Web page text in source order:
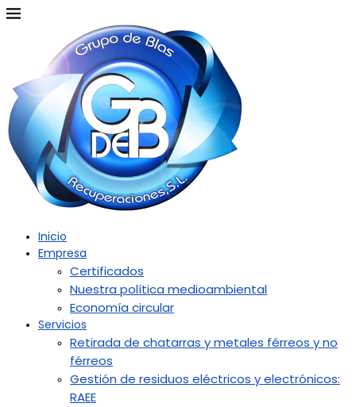
Inicio
Empresa
Certificados
Nuestra política medioambiental
Economía circular
Servicios
Retirada de chatarras y metales férreos y no
férreos
Gestión de residuos eléctricos y electrónicos:
RAEE